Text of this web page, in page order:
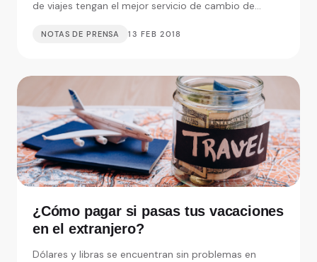
de viajes tengan el mejor servicio de cambio de
NOTAS DE PRENSA 13 FEB 2018
¿Cómo pagar si pasas tus vacaciones
en el extranjero?
Dólares y libras se encuentran sin problemas en